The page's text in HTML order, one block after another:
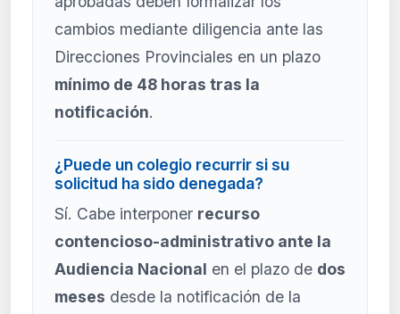
cambios mediante diligencia ante las
Direcciones Provinciales en un plazo
mínimo de 48 horas tras la
notificación.
¿Puede un colegio recurrir si su
solicitud ha sido denegada?
Sí. Cabe interponer recurso
contencioso-administrativo ante la
Audiencia Nacional en el plazo de dos
meses desde la notificación de la